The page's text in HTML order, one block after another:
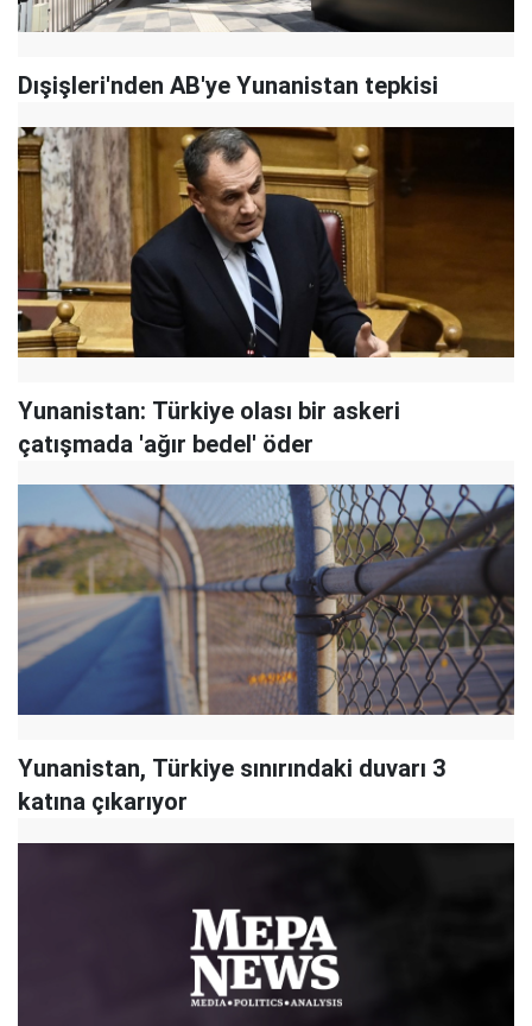
Dışişleri'nden AB'ye Yunanistan tepkisi
Yunanistan: Türkiye olası bir askeri
çatışmada 'ağır bedel' öder
Yunanistan, Türkiye sınırındaki duvarı 3
katına çıkarıyor